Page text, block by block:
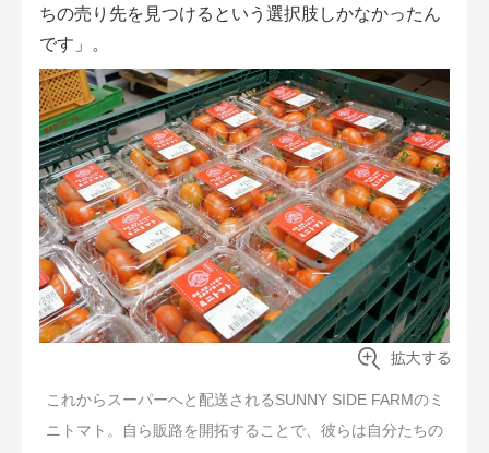
ちの売り先を見つけるという選択肢しかなかったん
です」。
これからスーパーへと配送されるSUNNY SIDE FARMのミ
ニトマト。自ら販路を開拓することで、彼らは自分たちの